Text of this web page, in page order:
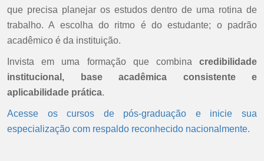
que precisa planejar os estudos dentro de uma rotina de
trabalho. A escolha do ritmo é do estudante; o padrão
acadêmico é da instituição.
Invista em uma formação que combina credibilidade
institucional, base acadêmica consistente e
aplicabilidade prática.
Acesse os cursos de pós-graduação e inicie sua
especialização com respaldo reconhecido nacionalmente.